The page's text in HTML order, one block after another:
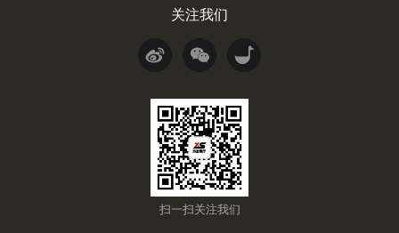
关注我们
扫一扫关注我们